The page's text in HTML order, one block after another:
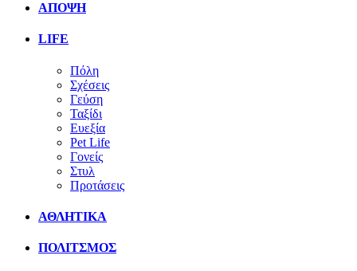
ΑΠΟΨΗ
LIFE
Πόλη
Σχέσεις
Γεύση
Ταξίδι
Ευεξία
Pet Life
Γονείς
Στυλ
Προτάσεις
ΑΘΛΗΤΙΚΑ
ΠΟΛΙΤΣΜΟΣ